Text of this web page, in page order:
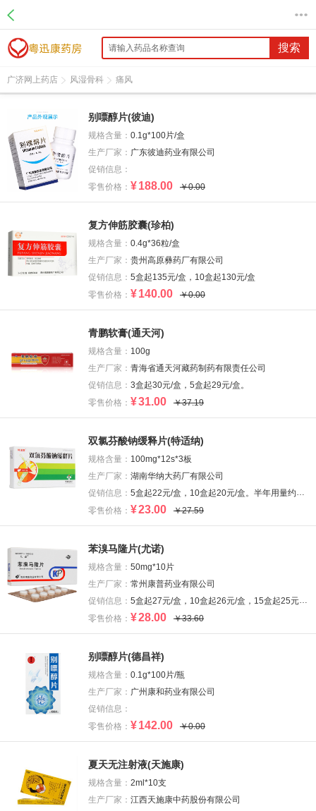
搜索
广济网上药店 风湿骨科 痛风
别嘌醇片(彼迪)
规格含量： 0.1g*100片/盒
生产厂家： 广东彼迪药业有限公司
促销信息：
零售价格： ¥188.00 ￥0.00
复方伸筋胶囊(珍柏)
规格含量： 0.4g*36粒/盒
生产厂家： 贵州高原彝药厂有限公司
促销信息： 5盒起135元/盒，10盒起130元/盒
零售价格： ¥140.00 ￥0.00
青鹏软膏(通天河)
规格含量： 100g
生产厂家： 青海省通天河藏药制药有限责任公司
促销信息： 3盒起30元/盒，5盒起29元/盒。
零售价格： ¥31.00 ￥37.19
双氯芬酸钠缓释片(特适纳)
规格含量： 100mg*12s*3板
生产厂家： 湖南华纳大药厂有限公司
促销信息： 5盒起22元/盒，10盒起20元/盒。半年用量约5盒。
零售价格： ¥23.00 ￥27.59
苯溴马隆片(尤诺)
规格含量： 50mg*10片
生产厂家： 常州康普药业有限公司
促销信息： 5盒起27元/盒，10盒起26元/盒，15盒起25元/盒，20盒起24元/盒
零售价格： ¥28.00 ￥33.60
别嘌醇片(德昌祥)
规格含量： 0.1g*100片/瓶
生产厂家： 广州康和药业有限公司
促销信息：
零售价格： ¥142.00 ￥0.00
夏天无注射液(天施康)
规格含量： 2ml*10支
生产厂家： 江西天施康中药股份有限公司